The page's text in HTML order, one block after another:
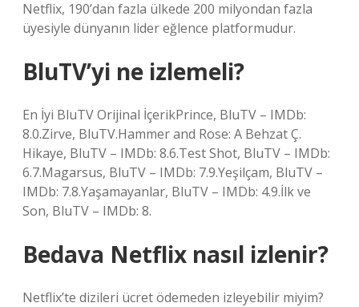
Netflix, 190’dan fazla ülkede 200 milyondan fazla
üyesiyle dünyanın lider eğlence platformudur.
BluTV’yi ne izlemeli?
En İyi BluTV Orijinal İçerikPrince, BluTV – IMDb:
8.0.Zirve, BluTV.Hammer and Rose: A Behzat Ç.
Hikaye, BluTV – IMDb: 8.6.Test Shot, BluTV – IMDb:
6.7.Magarsus, BluTV – IMDb: 7.9.Yeşilçam, BluTV –
IMDb: 7.8.Yaşamayanlar, BluTV – IMDb: 4.9.İlk ve
Son, BluTV – IMDb: 8.
Bedava Netflix nasıl izlenir?
Netflix’te dizileri ücret ödemeden izleyebilir miyim?